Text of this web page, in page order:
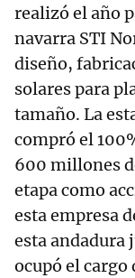
realizó el año
navarra STI
diseño,
solares para
tamaño. La
compró el
600 millones
etapa como
esta empresa
esta andadura
ocupó el